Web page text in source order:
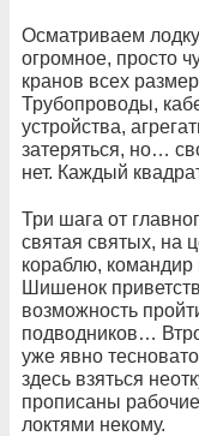
Осматриваем
огромное, просто
кранов всех
Трубопроводы,
устройства,
затеряться, но…
нет. Каждый
Три шага от
святая святых, на
кораблю,
Шишенок
возможность
подводников…
уже явно
здесь взяться
прописаны
локтями некому.